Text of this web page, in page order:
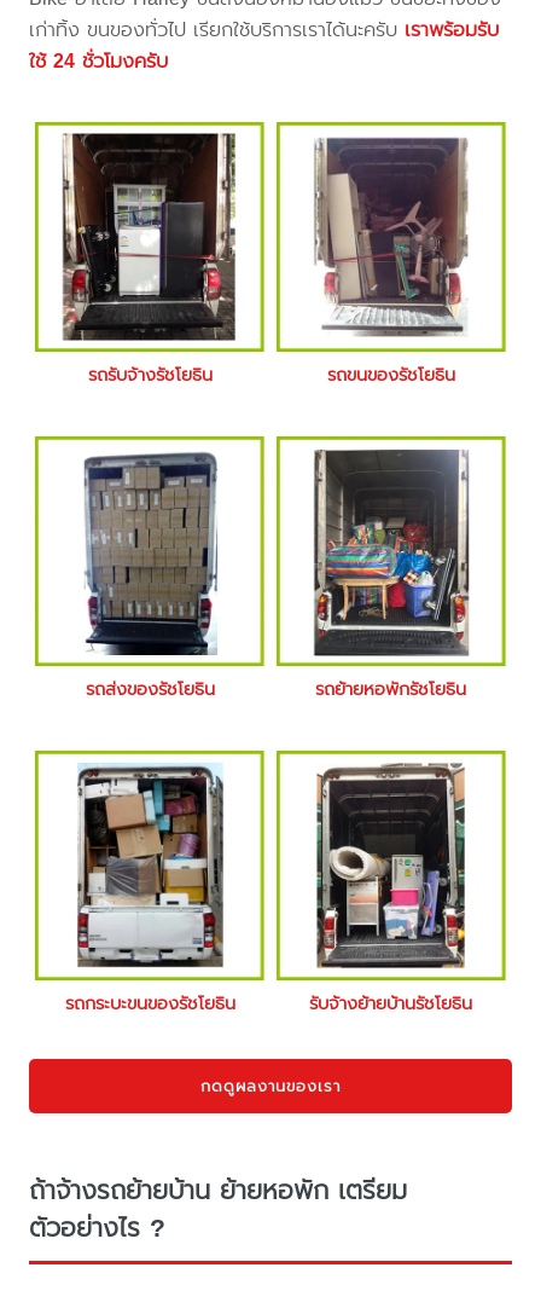
เก่าทิ้ง ขนของทั่วไป เรียกใช้บริการเราได้นะครับ เราพร้อมรับ
ใช้ 24 ชั่วโมงครับ
รถรับจ้างรัชโยธิน รถขนของรัชโยธิน
รถส่งของรัชโยธิน รถย้ายหอพักรัชโยธิน
รถกระบะขนของรัชโยธิน รับจ้างย้ายบ้านรัชโยธิน
กดดูผลงานของเรา
ถ้าจ้างรถย้ายบ้าน ย้ายหอพัก เตรียม
ตัวอย่างไร ?